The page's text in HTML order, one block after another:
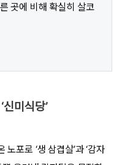
곳에 비해 확실히 살코
미식당’
포로 ‘생 삼겹살’과 ‘감자